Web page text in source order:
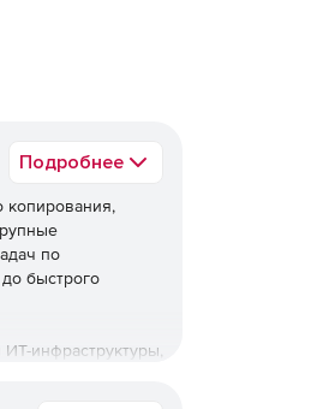
Подробнее
копирования,
по
быстрого
инфраструктуры,